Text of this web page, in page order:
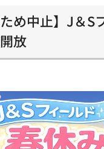
ため中止】J＆S
放